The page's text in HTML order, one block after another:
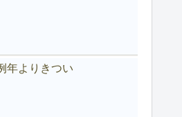
年よりきつい